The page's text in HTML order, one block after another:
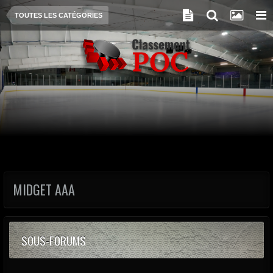
TOUTES LES CATÉGORIES
MIDGET AAA
SOUS-FORUMS